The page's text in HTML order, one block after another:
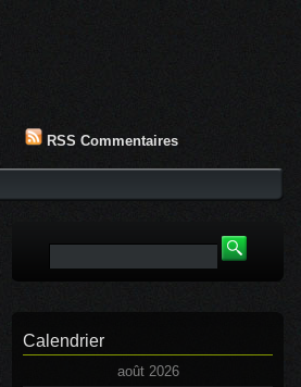
RSS Commentaires
Calendrier
août 2026